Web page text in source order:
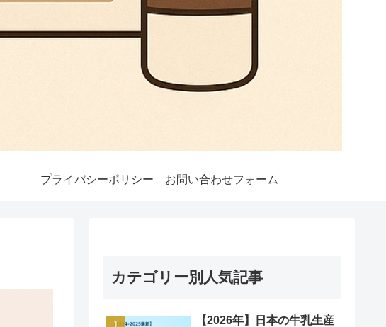
プライバシーポリシー お問い合わせフォーム
カテゴリー別人気記事
【2026年】日本の牛乳生産